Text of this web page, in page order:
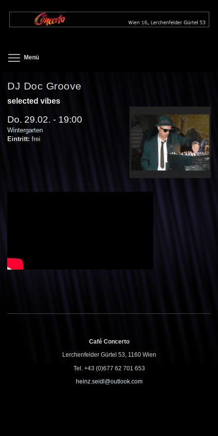
zum
Menü
DJ Doc Groove
selected vibes
Do. 29.02. - 19:00
Wintergarten
Eintritt: frei
Café Concerto
Lerchenfelder Gürtel 53, 1160 Wien
Tel. +43 (0)677 62 701 653
heinz.seidl@outlook.com